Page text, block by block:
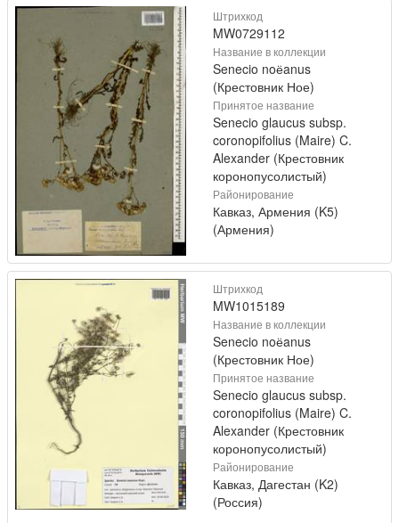
Штрихкод
MW0729112
Название в коллекции
Senecio noёanus
(Крестовник Ное)
Принятое название
Senecio glaucus subsp.
coronopifolius (Maire) C.
Alexander (Крестовник
коронопусолистый)
Районирование
Кавказ, Армения (K5)
(Армения)
Штрихкод
MW1015189
Название в коллекции
Senecio noёanus
(Крестовник Ное)
Принятое название
Senecio glaucus subsp.
coronopifolius (Maire) C.
Alexander (Крестовник
коронопусолистый)
Районирование
Кавказ, Дагестан (K2)
(Россия)